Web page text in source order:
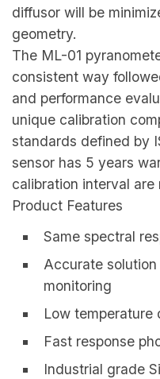
diffusor will be
geometry.
The ML-01
consistent way
and performance
unique calibration
standards defined by
sensor has 5 years
calibration interval are
Product Features
Same spectral
Accurate
monitoring
Low temperature
Fast response
Industrial grade